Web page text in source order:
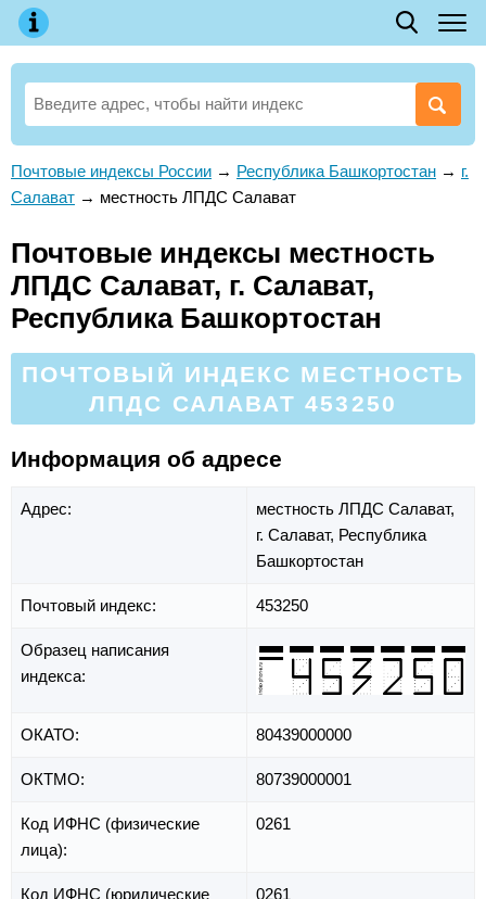
Почтовые индексы России → Республика Башкортостан → г.
Салават → местность ЛПДС Салават
Почтовые индексы местность
ЛПДС Салават, г. Салават,
Республика Башкортостан
ПОЧТОВЫЙ ИНДЕКС МЕСТНОСТЬ
ЛПДС САЛАВАТ 453250
Информация об адресе
Адрес:
местность ЛПДС Салават,
г. Салават, Республика
Башкортостан
Почтовый индекс: 453250
Образец написания
индекса:
ОКАТО: 80439000000
ОКТМО: 80739000001
Код ИФНС (физические
лица):
0261
Код ИФНС (юридические
0261